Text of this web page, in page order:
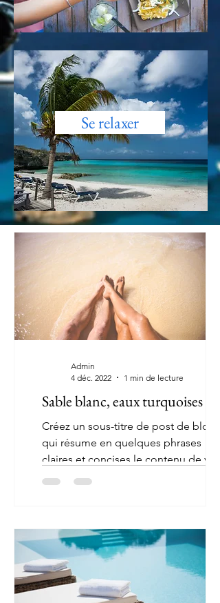
Se relaxer
Sable blanc, eaux turquoises
Créez un sous-titre de post de blog
qui résume en quelques phrases
claires et concises le contenu de
post et qui motivera vos...
Admin
4 déc. 2022
1 min de lecture